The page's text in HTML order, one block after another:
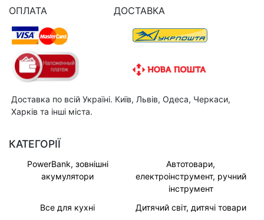
ОПЛАТА ДОСТАВКА
Доставка по всій Україні. Київ, Львів, Одеса, Черкаси,
Харків та інші міста.
КАТЕГОРІЇ
PowerBank, зовнішні
акумулятори
Автотовари,
електроінструмент, ручний
інструмент
Все для кухні
Дитячий світ, дитячі товари